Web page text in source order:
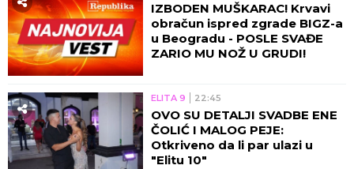
IZBODEN MUŠKARAC! Krvavi
obračun ispred zgrade BIGZ-a
u Beogradu - POSLE SVAĐE
ZARIO MU NOŽ U GRUDI!
ELITA 9 22:45
OVO SU DETALJI SVADBE ENE
ČOLIĆ I MALOG PEJE:
Otkriveno da li par ulazi u
"Elitu 10"